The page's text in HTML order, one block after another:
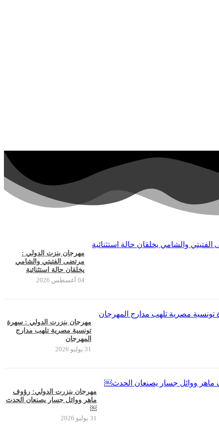
مهرجان بنزت الدولي :
مرتضى الفتيتي والشامي
يخلقان حالة استثنائية
04 أغسطس 2026
مهرجان بنزرت الدولي : سهرة
تونسية مصرية تلهب مدارج
المهرجان
31 يوليو 2026
مهرجان بنزرت الدولي: رؤوف
ماهر ووائل جسار يصنعان الحدث
￼
31 يوليو 2026